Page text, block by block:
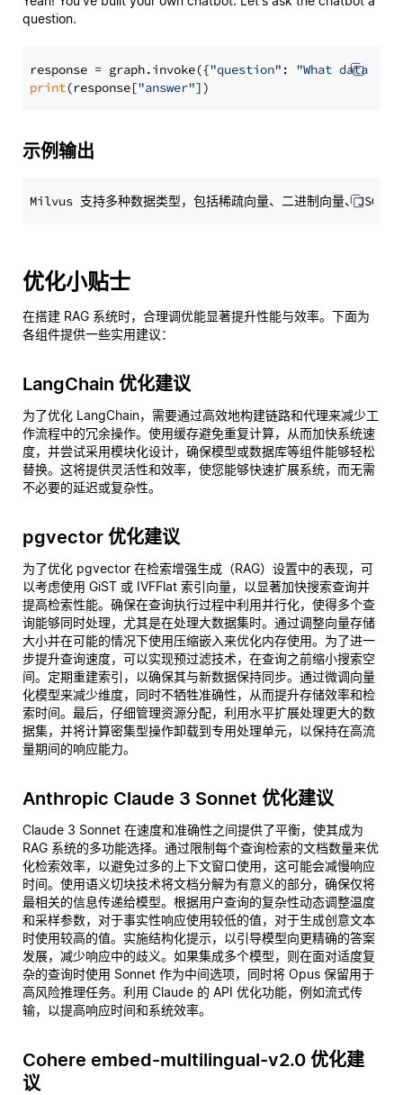
question.
response = graph.invoke({"question" : "What data
print(response["answer"
示例输出
优化小贴士
在搭建 RAG 系统时，合理调优能显著提升性能与效率。下面为
各组件提供一些实用建议：
LangChain 优化建议
为了优化 LangChain，需要通过高效地构建链路和代理来减少工
作流程中的冗余操作。使用缓存避免重复计算，从而加快系统速
度，并尝试采用模块化设计，确保模型或数据库等组件能够轻松
替换。这将提供灵活性和效率，使您能够快速扩展系统，而无需
不必要的延迟或复杂性。
pgvector 优化建议
为了优化 pgvector 在检索增强生成（RAG）设置中的表现，可
以考虑使用 GiST 或 IVFFlat 索引向量，以显著加快搜索查询并
提高检索性能。确保在查询执行过程中利用并行化，使得多个查
询能够同时处理，尤其是在处理大数据集时。通过调整向量存储
大小并在可能的情况下使用压缩嵌入来优化内存使用。为了进一
步提升查询速度，可以实现预过滤技术，在查询之前缩小搜索空
间。定期重建索引，以确保其与新数据保持同步。通过微调向量
化模型来减少维度，同时不牺牲准确性，从而提升存储效率和检
索时间。最后，仔细管理资源分配，利用水平扩展处理更大的数
据集，并将计算密集型操作卸载到专用处理单元，以保持在高流
量期间的响应能力。
Anthropic Claude 3 Sonnet 优化建议
Claude 3 Sonnet 在速度和准确性之间提供了平衡，使其成为
RAG 系统的多功能选择。通过限制每个查询检索的文档数量来优
化检索效率，以避免过多的上下文窗口使用，这可能会减慢响应
时间。使用语义切块技术将文档分解为有意义的部分，确保仅将
最相关的信息传递给模型。根据用户查询的复杂性动态调整温度
和采样参数，对于事实性响应使用较低的值，对于生成创意文本
时使用较高的值。实施结构化提示，以引导模型向更精确的答案
发展，减少响应中的歧义。如果集成多个模型，则在面对适度复
杂的查询时使用 Sonnet 作为中间选项，同时将 Opus 保留用于
高风险推理任务。利用 Claude 的 API 优化功能，例如流式传
输，以提高响应时间和系统效率。
Cohere embed-multilingual-v2.0 优化建
议